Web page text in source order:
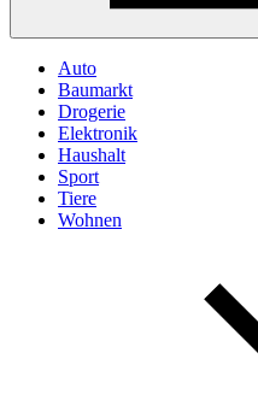
Auto
Baumarkt
Drogerie
Elektronik
Haushalt
Sport
Tiere
Wohnen